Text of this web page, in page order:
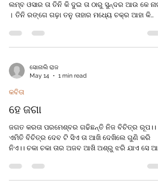
ଲମ୍ବ ଓସାର ତା ତିନି କି ଦୁଇ ତା ଠାରୁ ସୁନ୍ଦର ଆଉ କେ ନାଇଁ
। ତିନି ରଙ୍ଗେ ଗଢ଼ା ତନୁ ତାହାର ମଧ୍ୟେ ଚକ୍ର ଆହା କି
ରଖିଛି ଧରି । ମଧ୍ୟେ ଧଳା ରଙ୍ଗ ବିଶେଷ ଜାଣ ପ୍ରତୀକ ସେ
ସତ୍ୟ ଶାନ୍ତିର ପୁଣ । ସବୁଜ ପ୍ରଗତି ପ୍ରତୀକ ହୋଈ ନିମ୍ନ
ସଭିଙ୍କ ମନେ ସେ ଦିଅଇ ବଳ । ତା ମଧ୍ୟେ ରହିଛି ଚବିଶ
ନ୍ୟାୟ, ଧର୍ମ, ଗତି ତାଠାରୁ ଶିଖ । ଶୁଣିଲ ତ ତାର ଗଢ଼ଣ କଥା
ଏବେ ଶୁଣ ସେଇ ପତାକା ବ୍ୟଥା । ପରାଧୀନ ଥିଲା ଭାରତ
ସୋନାଲି ରାଜ
May 14
1 min read
କବିତା
ହେ ଜଗା
ଜଗତ କରତା ପରମେଶ୍ବର ଗଢିଛନ୍ତି ନିଜ ବିଚିତ୍ର ରୂପ।।
ଏମିତି ବିଚିତ୍ର ଦେବ ଟି ସିଏ ତା ଆଖି ଦେଖିଲେ ଗୁଣି କରି
ନିଏ।। ଚକା ଚକା ତାର ଅଜବ ଆଖି ଅଶ୍ରୁ ଝରି ଯାଏ ସେ
ବସିଛି ସିଧା।। ଖାଉଛି ନିତି ସେ ଷାଠିଏ ପଉଟି ସବୁ ମାୟା କୁ
ପାଖେ ସାଉଁଟି।। ଅଧର ନାଲି କୁ ପୁଣି ହସ ମୁରୁକି ଭକ୍ତ ର